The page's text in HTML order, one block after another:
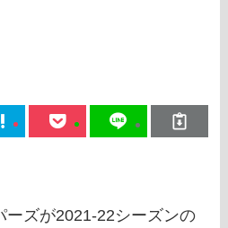
ーズが2021-22シーズンの